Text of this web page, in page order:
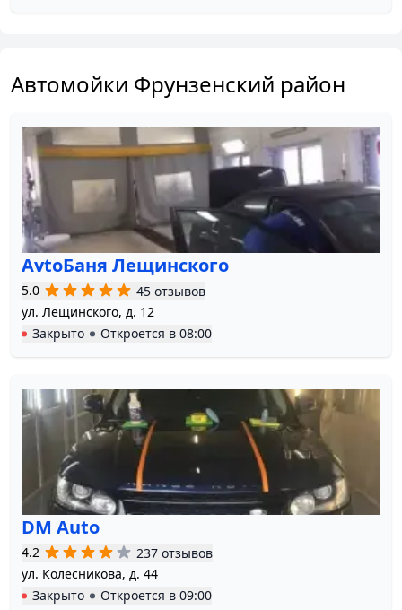
Автомойки Фрунзенский район
AvtoБаня Лещинского
5.0
45 отзывов
ул. Лещинского, д. 12
Закрыто
Откроется в 08:00
DM Auto
4.2
237 отзывов
ул. Колесникова, д. 44
Закрыто
Откроется в 09:00